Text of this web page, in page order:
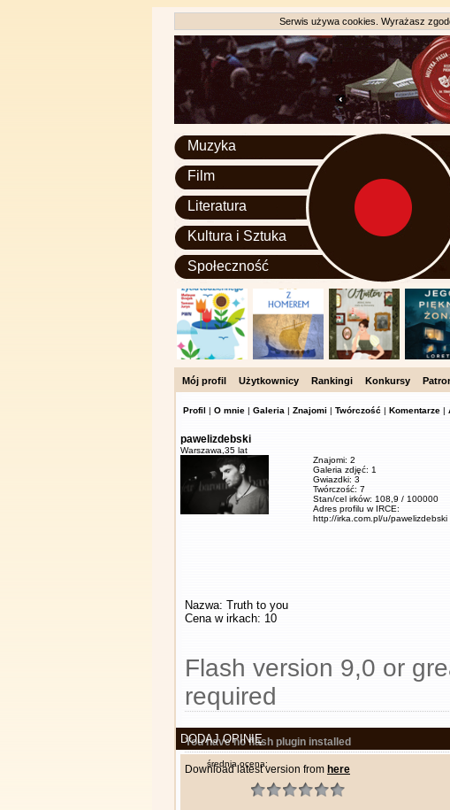
Serwis używa cookies. Wyrażasz
Muzyka
Film
Literatura
Kultura i Sztuka
Społeczność
Mój profil Użytkownicy Rankingi Konkursy
Profil | O mnie | Galeria | Znajomi | Twórczość | Komentarze |
pawelizdebski
Warszawa, 35 lat
Znajomi: 2
Galeria zdjęć: 1
Gwiazdki: 3
Twórczość: 7
Stan/cel irków: 108,9 / 100000
Adres profilu w IRCE:
http://irka.com.pl/u/pawelizdebski
Nazwa: Truth to you
Cena w irkach: 10
Flash version 9,0 or
required
You have no flash plugin installed
Download latest version from here
DODAJ OPINIĘ
średnia ocena: